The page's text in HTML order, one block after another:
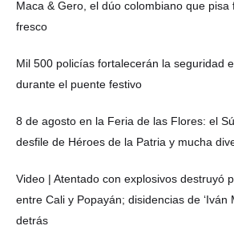
Maca & Gero, el dúo colombiano que pisa
fresco
Mil 500 policías fortalecerán la seguridad
durante el puente festivo
8 de agosto en la Feria de las Flores: el
desfile de Héroes de la Patria y mucha
Video | Atentado con explosivos destruyó
entre Cali y Popayán; disidencias de ‘Iván
detrás